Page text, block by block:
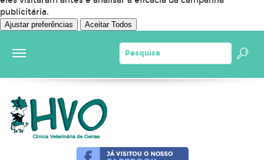
publicitária.
Ajustar preferências Aceitar Todos